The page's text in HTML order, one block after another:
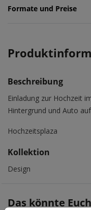
Formate und Preise
Beschreibung
Einladung zur Hochzeit
Hintergrund und Auto
Hochzeitsplaza
Kollektion
Design
Das könnte